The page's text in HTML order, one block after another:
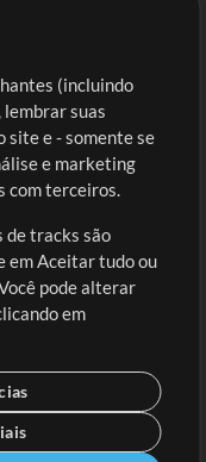
se
(incluindo
suas
site e - somente se
e marketing
com terceiros.
de tracks são
em Aceitar tudo ou
pode alterar
em